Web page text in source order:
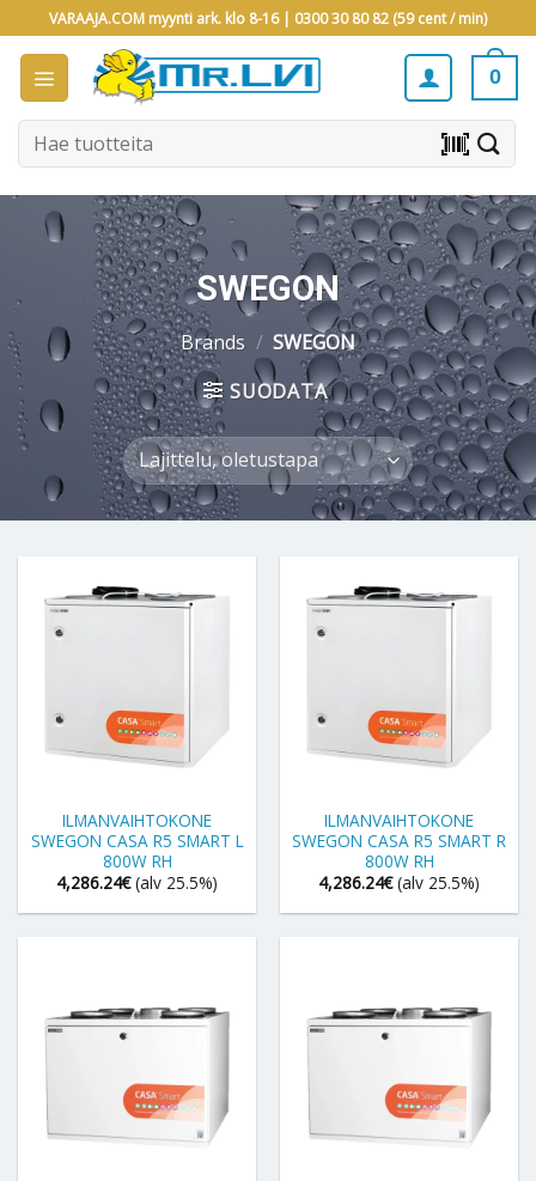
to
content
VARAAJA.COM myynti ark. klo 8-16 | 0300 30 80 82 (59 cent / min)
0
Etsi: barcode_scanner
SWEGON
Brands / SWEGON
SUODATA
ILMANVAIHTOKONE
SWEGON CASA R5 SMART L
800W RH
4,286.24€ (alv 25.5%)
ILMANVAIHTOKONE
SWEGON CASA R5 SMART R
800W RH
4,286.24€ (alv 25.5%)